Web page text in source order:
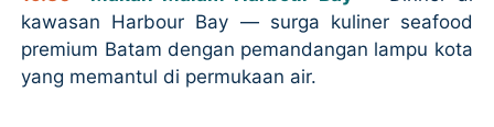
kawasan Harbour Bay — surga kuliner seafood
premium Batam dengan pemandangan lampu kota
yang memantul di permukaan air.